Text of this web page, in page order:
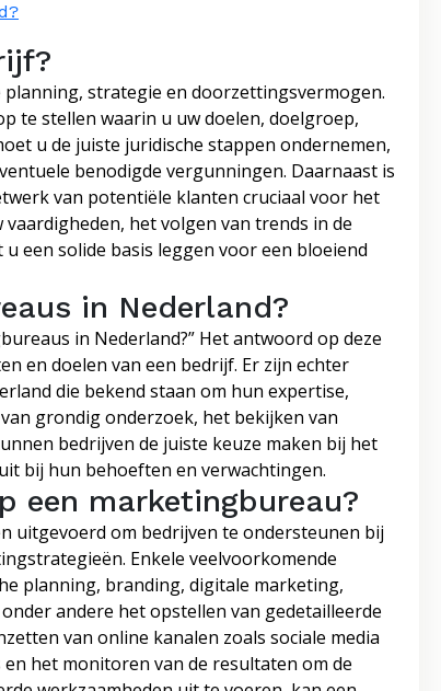
strategie en doorzettingsvermogen.
te stellen waarin u uw doelen, doelgroep,
u de juiste juridische stappen ondernemen,
benodigde vergunningen. Daarnaast is
van potentiële klanten cruciaal voor het
het volgen van trends in de
een solide basis leggen voor een bloeiend
in Nederland?
in Nederland?” Het antwoord op deze
en doelen van een bedrijf. Er zijn echter
die bekend staan om hun expertise,
grondig onderzoek, het bekijken van
bedrijven de juiste keuze maken bij het
bij hun behoeften en verwachtingen.
een marketingbureau?
uitgevoerd om bedrijven te ondersteunen bij
Enkele veelvoorkomende
planning, branding, digitale marketing,
andere het opstellen van gedetailleerde
van online kanalen zoals sociale media
het monitoren van de resultaten om de